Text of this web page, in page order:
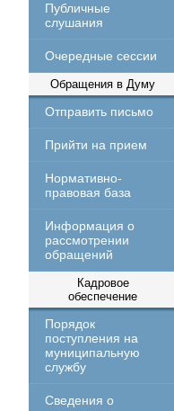
Публичные
слушания
Очередные сессии
Обращения в Думу
Отправить письмо
Прийти на прием
Нормативно-
правовая база
Информация о
рассмотрении
обращений
Кадровое
обеспечение
Порядок
поступления на
муниципальную
службу
Сведения о